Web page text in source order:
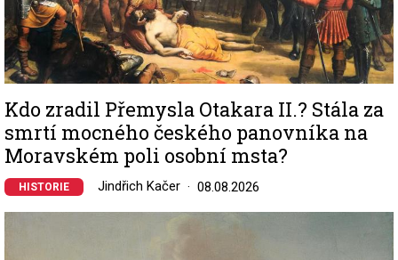
Kdo zradil Přemysla Otakara II.? Stála za
smrtí mocného českého panovníka na
Moravském poli osobní msta?
HISTORIE Jindřich Kačer 08.08.2026